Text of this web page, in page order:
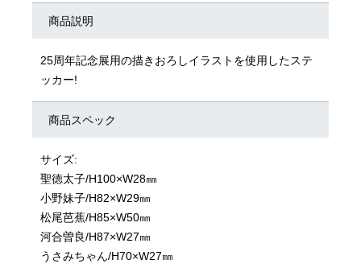
商品説明
25周年記念展用の描きおろしイラストを使用したステ
ッカー!
商品スペック
サイズ:
聖徳太子/H100×W28㎜
小野妹子/H82×W29㎜
松尾芭蕉/H85×W50㎜
河合曽良/H87×W27㎜
うさみちゃん/H70×W27㎜